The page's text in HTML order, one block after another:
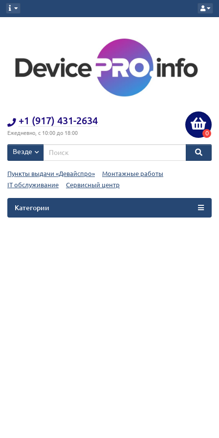
+1 (917) 431-2634
Ежедневно, с 10:00 до 18:00 0
Везде
Пункты выдачи «Девайспро»
Монтажные работы
IT обслуживание
Сервисный центр
Категории